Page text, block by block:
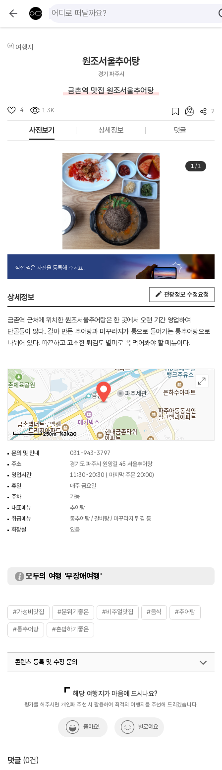
여행지
원조서울추어탕
경기 파주시
금촌역 맛집 원조서울추어탕
4 1.3K 2
사진보기 상세정보 댓글
1/ 1
직접 찍은 사진을 등록해 주세요.
상세정보 관광정보 수정요청
금촌역 근처에 위치한 원조서울추어탕은 한 곳에서 오랜 기간 영업하여
단골들이 많다. 갈아 만든 추어탕과 미꾸라지가 통으로 들어가는 통추어탕으로
나뉘어 있다. 따끈하고 고소한 튀김도 별미로 꼭 먹어봐야 할 메뉴이다.
250m
문의 및 안내
031-943-3797
주소
경기도 파주시 원앙길 45 서울추어탕
영업시간
11:30~20:30 ( 마지막 주문 20:00)
휴일
매주 금요일
주차
가능
대표메뉴
추어탕
취급메뉴
통추어탕 / 갈비탕 / 미꾸라지 튀김 등
화장실
있음
모두의 여행 '무장애여행'
#가성비맛집 #분위기좋은 #비주얼맛집 #음식 #추어탕
#통추어탕 #혼밥하기좋은
콘텐츠 등록 및 수정 문의
해당 여행지가 마음에 드시나요?
평가를 해주시면 개인화 추천 시 활용하여 최적의 여행지를 추천해 드리겠습니다.
좋아요! 별로예요
댓글 (0건)